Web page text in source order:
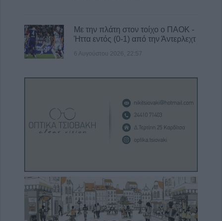
Με την πλάτη στον τοίχο ο ΠΑΟΚ -
Ήττα εντός (0-1) από την Άντερλεχτ
6 Αυγούστου 2026, 22:57